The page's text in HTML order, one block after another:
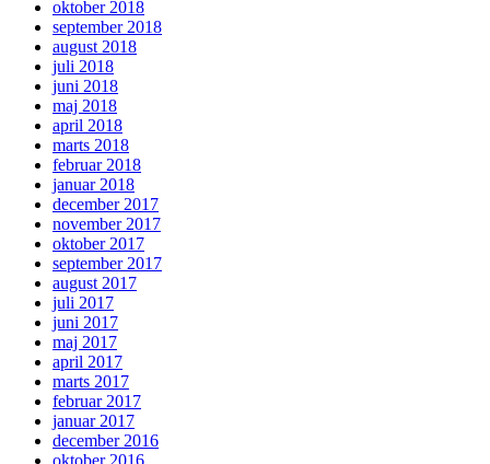
oktober 2018
september 2018
august 2018
juli 2018
juni 2018
maj 2018
april 2018
marts 2018
februar 2018
januar 2018
december 2017
november 2017
oktober 2017
september 2017
august 2017
juli 2017
juni 2017
maj 2017
april 2017
marts 2017
februar 2017
januar 2017
december 2016